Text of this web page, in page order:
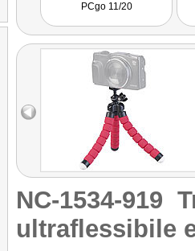
PCgo 11/20
NC-1534-919
ultraflessibile